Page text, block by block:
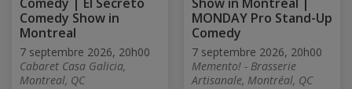
Comedy Show in
Montreal
7 septembre 2026, 20h00
Cabaret Casa Galicia,
Montreal, QC
MONDAY Pro Stand-Up
Comedy
7 septembre 2026, 20h00
Memento! - Brasserie
Artisanale, Montréal, QC